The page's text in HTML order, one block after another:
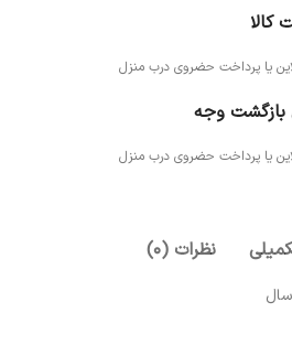
کالا
یا پرداخت حضروی درب منزل
یا پرداخت حضروی درب منزل
نظرات (0)